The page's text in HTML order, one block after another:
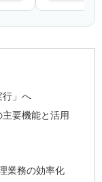
行」へ
要機能と活用
業務の効率化